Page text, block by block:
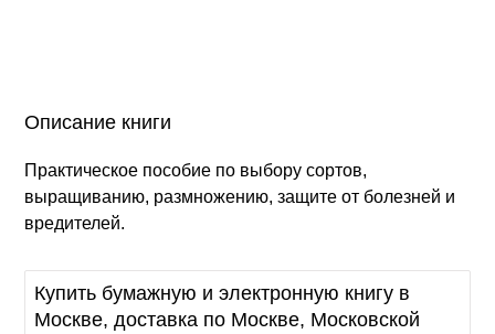
Описание книги
Практическое пособие по выбору сортов,
выращиванию, размножению, защите от болезней и
вредителей.
Купить бумажную и электронную книгу в
Москве, доставка по Москве, Московской